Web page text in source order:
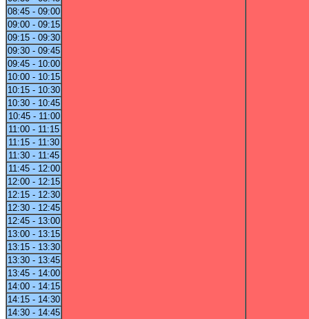
08:45 - 09:00
09:00 - 09:15
09:15 - 09:30
09:30 - 09:45
09:45 - 10:00
10:00 - 10:15
10:15 - 10:30
10:30 - 10:45
10:45 - 11:00
11:00 - 11:15
11:15 - 11:30
11:30 - 11:45
11:45 - 12:00
12:00 - 12:15
12:15 - 12:30
12:30 - 12:45
12:45 - 13:00
13:00 - 13:15
13:15 - 13:30
13:30 - 13:45
13:45 - 14:00
14:00 - 14:15
14:15 - 14:30
14:30 - 14:45